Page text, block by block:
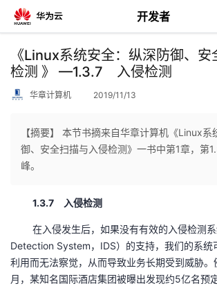
开发者
返
回
个
页
开
《Linux系统安全：纵深防御、
检测 》 —1.3.7 入侵检测
华章计算机 2019/11/13
【摘要】 本节书摘来自华章计算机《Linux系
御、安全扫描与入侵检测》一书中第1章，第
峰。
1.3.7 入侵检测
在入侵发生后，如果没有有效的入侵检测
Detection System，IDS）的支持，我们的系
利用而无法察觉，从而导致业务长期受到威胁
月，某知名国际酒店集团被曝出发现约5亿名预